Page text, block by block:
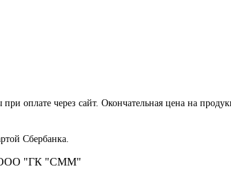
оплате через сайт. Окончательная цена на
Сбербанка.
ООО "ГК "СММ"